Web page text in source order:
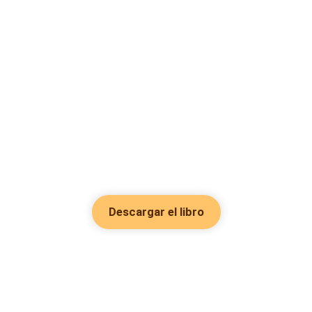
Descargar el libro